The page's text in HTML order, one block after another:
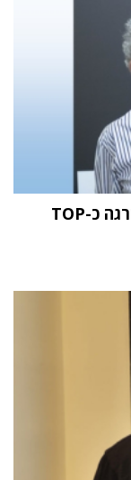
מחקר STKI השנתי: וואן טכנולוגיות דורגה כ-TOP